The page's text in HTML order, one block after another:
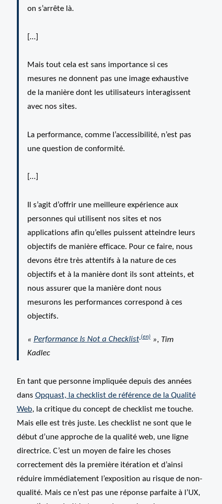
on s’arrête là.
[…]
Mais tout cela est sans importance si ces
mesures ne donnent pas une image exhaustive
de la manière dont les utilisateurs interagissent
avec nos sites.
La performance, comme l’accessibilité, n’est pas
une question de conformité.
[…]
Il s’agit d’offrir une meilleure expérience aux
personnes qui utilisent nos sites et nos
applications afin qu’elles puissent atteindre leurs
objectifs de manière efficace. Pour ce faire, nous
devons être très attentifs à la nature de ces
objectifs et à la manière dont ils sont atteints, et
nous assurer que la manière dont nous
mesurons les performances correspond à ces
objectifs.
« Performance Is Not a Checklist
», Tim
Kadlec
En tant que personne impliquée depuis des années
dans Opquast, la checklist de référence de la Qualité
Web, la critique du concept de checklist me touche.
Mais elle est très juste. Les checklist ne sont que le
début d’une approche de la qualité web, une ligne
directrice. C’est un moyen de faire les choses
correctement dès la première itération et d’ainsi
réduire immédiatement l’exposition au risque de non-
qualité. Mais ce n’est pas une réponse parfaite à l’UX,